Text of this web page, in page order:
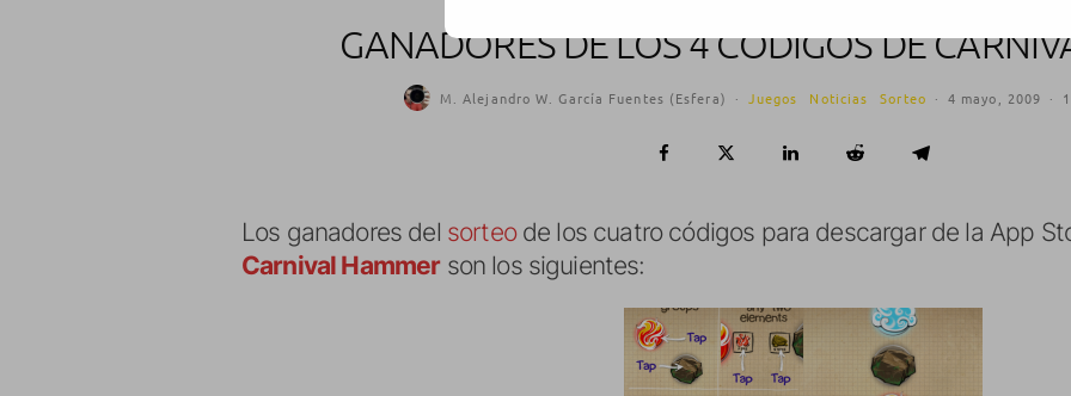
GANADORES DE LOS 4 CÓDIGOS DE
M. Alejandro W. García Fuentes (Esfera) · Juegos Noticias Sorteo · 4 mayo, 2009 ·
Los ganadores del sorteode los cuatro códigos para descargar de la App
Carnival Hammerson los siguientes: